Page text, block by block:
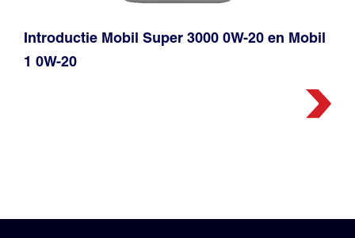
Introductie Mobil Super 3000 0W-20 en Mobil
1 0W-20